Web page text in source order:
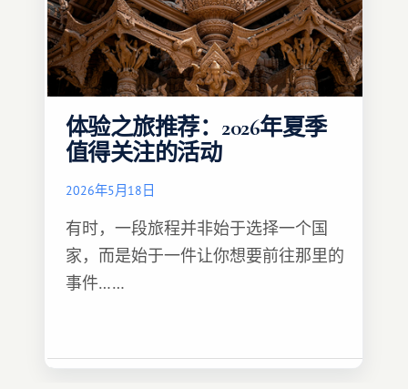
体验之旅推荐：2026年夏季
值得关注的活动
2026年5月18日
有时，一段旅程并非始于选择一个国
家，而是始于一件让你想要前往那里的
事件……